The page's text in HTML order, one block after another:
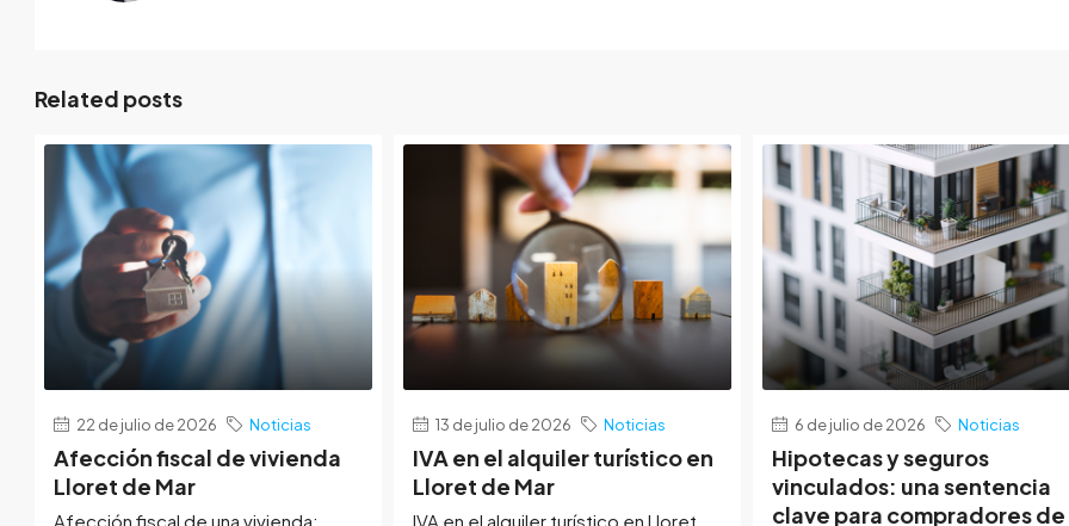
Related posts
22 de julio de 2026 Noticias
Afección fiscal de vivienda
Lloret de Mar
Afección fiscal de una vivienda:
13 de julio de 2026 Noticias
IVA en el alquiler turístico en
Lloret de Mar
IVA en el alquiler turístico en Lloret
6 de julio de 2026 Noticias
Hipotecas y seguros
vinculados: una sentencia
clave para compradores de